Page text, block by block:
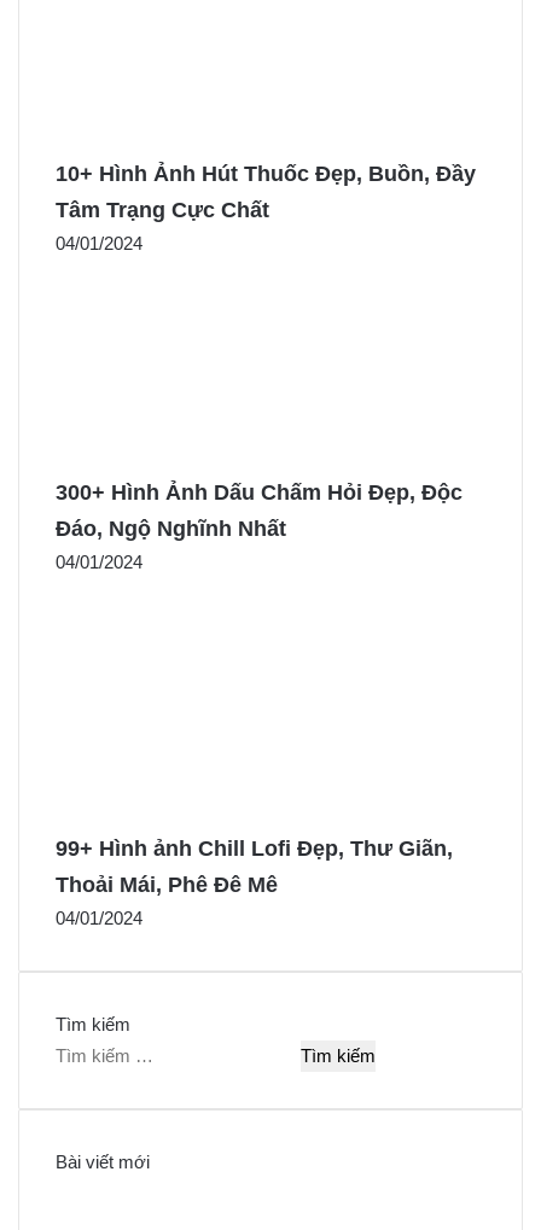
10+ Hình Ảnh Hút Thuốc Đẹp, Buồn, Đầy
Tâm Trạng Cực Chất
04/01/2024
300+ Hình Ảnh Dấu Chấm Hỏi Đẹp, Độc
Đáo, Ngộ Nghĩnh Nhất
04/01/2024
99+ Hình ảnh Chill Lofi Đẹp, Thư Giãn,
Thoải Mái, Phê Đê Mê
04/01/2024
Tìm kiếm
T
Bài viết mới